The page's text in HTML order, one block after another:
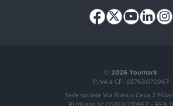
© 2026 Youmark
P.IVA e CF: 05763070967
Sede sociale Via Bianca Ceva 2
RI Milano N° 05763070967 - REA